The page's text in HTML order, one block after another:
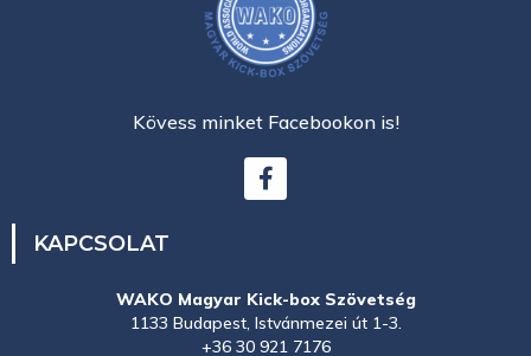
Kövess minket Facebookon is!
KAPCSOLAT
WAKO Magyar Kick-box Szövetség
1133 Budapest, Istvánmezei út 1-3.
+36 30 921 7176